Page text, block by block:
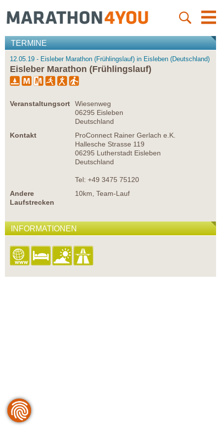
TERMINE
12.05.19 - Eisleber Marathon (Frühlingslauf) in Eisleben (Deutschland)
Eisleber Marathon (Frühlingslauf)
Veranstaltungsort
Wiesenweg
06295 Eisleben
Deutschland
Kontakt
ProConnect Rainer Gerlach e.K.
Hallesche Strasse 119
06295 Lutherstadt Eisleben
Deutschland
Tel: +49 3475 75120
Andere
Laufstrecken
10km, Team-Lauf
INFORMATIONEN